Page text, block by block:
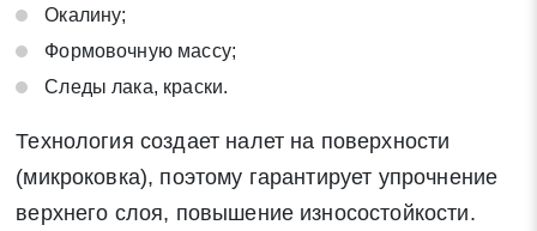
Окалину;
Формовочную массу;
Следы лака, краски.
Технология создает налет на поверхности
(микроковка), поэтому гарантирует упрочнение
верхнего слоя, повышение износостойкости.